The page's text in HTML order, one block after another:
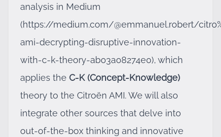
analysis in Medium
(https://medium.com/@emmanuel.robert/
ami-decrypting-disruptive-innovation-
with-c-k-theory-ab03a08274e0), which
applies the C-K (Concept-Knowledge)
theory to the Citroën AMI. We will also
integrate other sources that delve into
out-of-the-box thinking and innovative